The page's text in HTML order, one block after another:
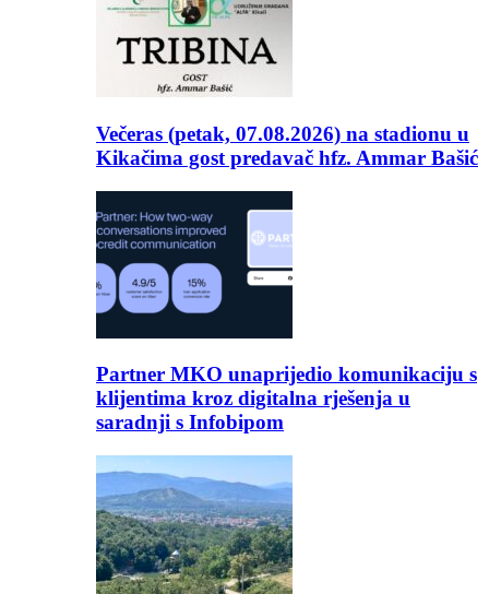
Večeras (petak, 07.08.2026) na stadionu u
Kikačima gost predavač hfz. Ammar Bašić
Partner MKO unaprijedio komunikaciju s
klijentima kroz digitalna rješenja u
saradnji s Infobipom